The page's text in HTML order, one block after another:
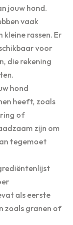
jouw hond.
vaak
rassen. Er
voor
die rekening
hond
heeft, zoals
of
zijn om
tegemoet
als eerste
zoals granen of